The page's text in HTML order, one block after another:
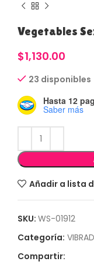
Vegetables
$1,130.00
23 disponibles
Hasta 12
Saber más
Añadir a lista
SKU: WS-01912
Categoría:
Compartir: